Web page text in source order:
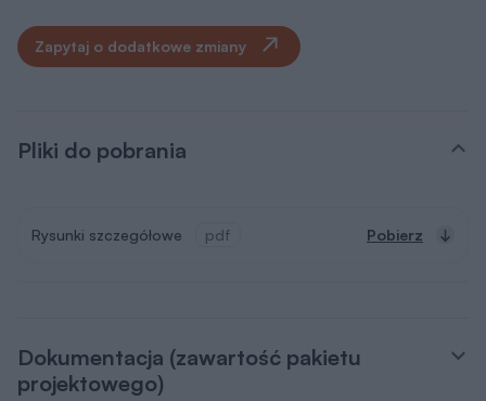
Zapytaj o dodatkowe zmiany
Pliki do pobrania
Rysunki szczegółowe pdf Pobierz
Dokumentacja (zawartość pakietu
projektowego)